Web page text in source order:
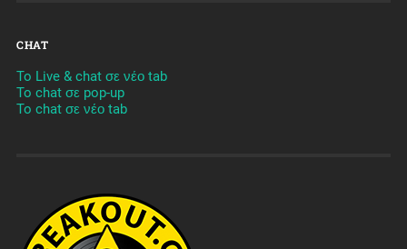
CHAT
To Live & chat σε νέο tab
To chat σε pop-up
To chat σε νέο tab